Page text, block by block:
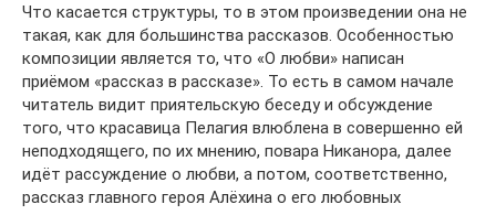
Что касается структуры, то в этом произведении она не
такая, как для большинства рассказов. Особенностью
композиции является то, что «О любви» написан
приёмом «рассказ в рассказе». То есть в самом начале
читатель видит приятельскую беседу и обсуждение
того, что красавица Пелагия влюблена в совершенно ей
неподходящего, по их мнению, повара Никанора, далее
идёт рассуждение о любви, а потом, соответственно,
рассказ главного героя Алёхина о его любовных